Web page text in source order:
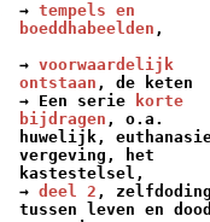
→ tempels en
boeddhabeelden ,
→ voorwaardelijk
ontstaan , de keten
→ Een serie korte
bijdragen , o.a.
huwelijk,
vergeving, het
kastestelsel ,
→ deel 2 ,
tussen leven en